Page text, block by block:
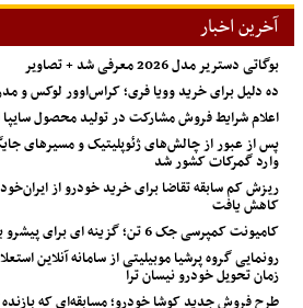
آخرین اخبار
بوگاتی دستریر مدل 2026 معرفی شد + تصاویر
ده دلیل برای خرید وویا فری؛ کراس‌اوور لوکس و
اعلام شرایط فروش مشارکت در تولید محصول سایپا
پس از عبور از چالش‌های ژئوپلیتیک و مسیرهای
وارد گمرکات کشور شد
کاهش یافت
کامیونت کمپرسی جک 6 تن؛ گزینه ای برای پیشرو بودن در بازار
رونمایی گروه پرشیا موبیلیتی از سامانه آنلاین
زمان تحویل خودرو نیسان ترا
طرح فروش جدید کوشا خودرو؛ مسابقه‌ای که